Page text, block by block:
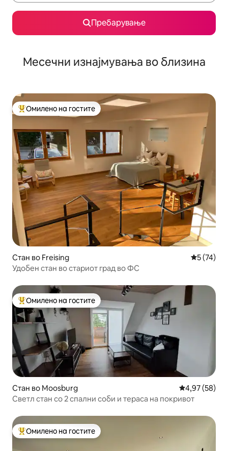
Пребарување
Месечни изнајмувања во близина
Меѓу најуспешните „Омилени на гостите“
Омилено на гостите
Стан во Freising Просечна
5 (74)
Удобен стан во стариот град во ФС
Меѓу најуспешните „Омилени на гостите“
Омилено на гостите
Стан во Moosburg Просечна
4,97 (58)
Светл стан со 2 спални соби и тераса на покривот
Меѓу најуспешните „Омилени на гостите“
Омилено на гостите